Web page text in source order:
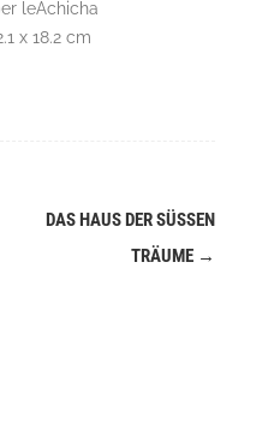
leAchicha
x 18.2 cm
DAS HAUS DER SÜSSEN T
RÄUME →